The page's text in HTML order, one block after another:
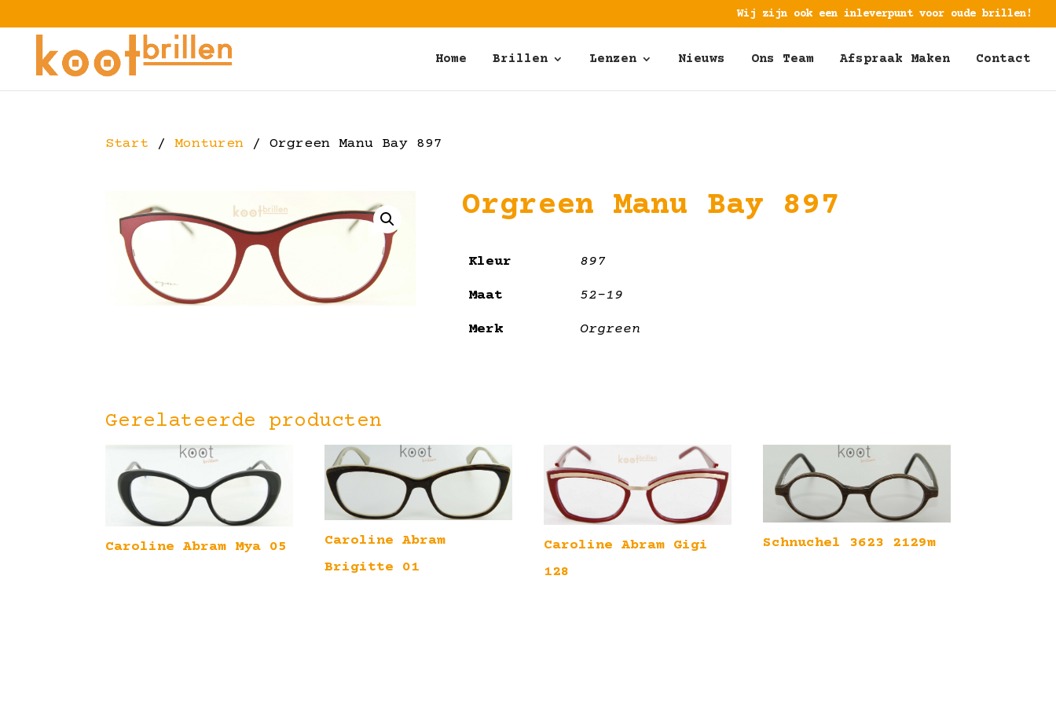
Wij zijn ook een inleverpunt voor oude brillen!
Home Brillen Lenzen Nieuws Ons Team Afspraak Maken Contact
Start /Monturen / Orgreen Manu Bay 897
Orgreen Manu Bay 897
Kleur 897
Maat 52-19
Merk Orgreen
Gerelateerde producten
Caroline Abram Mya 05
Caroline Abram
Brigitte 01
Caroline Abram Gigi
128
Schnuchel 3623 2129m